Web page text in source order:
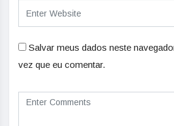
Salvar meus dados neste
vez que eu comentar.